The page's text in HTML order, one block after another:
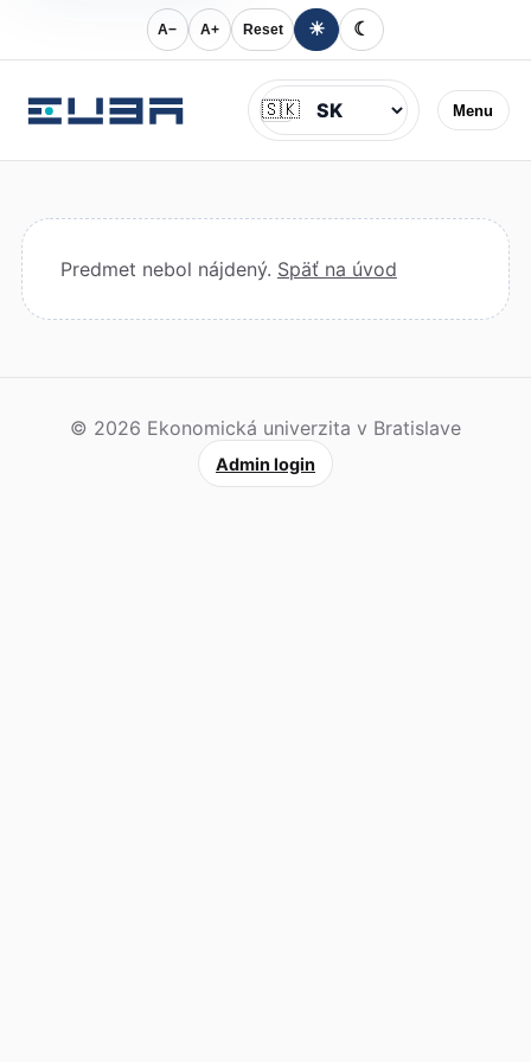
A− A+ Reset ☀ ☾
Menu
Jazyk
🇸🇰
Predmet nebol nájdený. Späť na úvod
© 2026 Ekonomická univerzita v Bratislave
Admin login